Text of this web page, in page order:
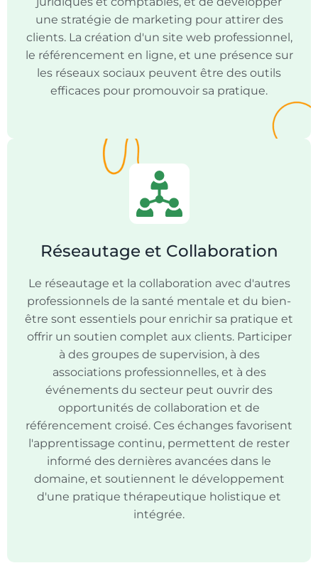
une stratégie de marketing pour attirer des
clients. La création d'un site web professionnel,
le référencement en ligne, et une présence sur
les réseaux sociaux peuvent être des outils
efficaces pour promouvoir sa pratique.
Réseautage et Collaboration
Le réseautage et la collaboration avec d'autres
professionnels de la santé mentale et du bien-
être sont essentiels pour enrichir sa pratique et
offrir un soutien complet aux clients. Participer
à des groupes de supervision, à des
associations professionnelles, et à des
événements du secteur peut ouvrir des
opportunités de collaboration et de
référencement croisé. Ces échanges favorisent
l'apprentissage continu, permettent de rester
informé des dernières avancées dans le
domaine, et soutiennent le développement
d'une pratique thérapeutique holistique et
intégrée.